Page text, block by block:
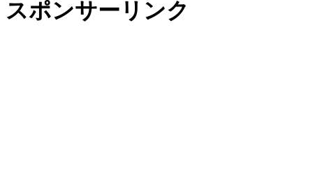
スポンサーリンク